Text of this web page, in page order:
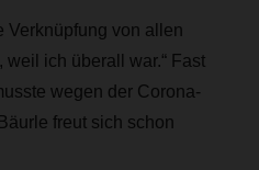
Verknüpfung von allen
ich überall war.“ Fast
wegen der Corona-
freut sich schon